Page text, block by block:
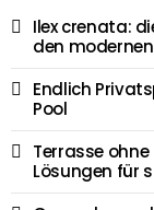
Ilex crenata:
den
Endlich
Pool
Terrasse
Lösungen für